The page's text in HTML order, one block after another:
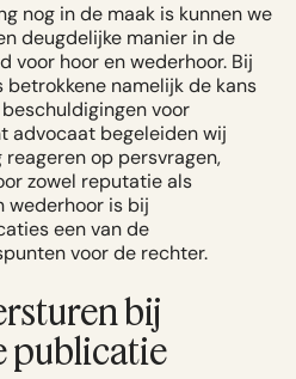
nog in de maak is kunnen we
deugdelijke manier in de
voor hoor en wederhoor. Bij
namelijk de kans
voor
advocaat begeleiden wij
op persvragen,
zowel reputatie als
wederhoor is bij
een van de
voor de rechter.
bij
publicatie